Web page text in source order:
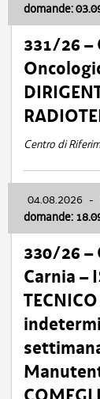
domande:
331/26
Centro di
04.08.2026 -
domande:
330/26 –
Carnia –